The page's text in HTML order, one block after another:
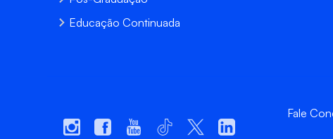
Educação Continuada
Fale